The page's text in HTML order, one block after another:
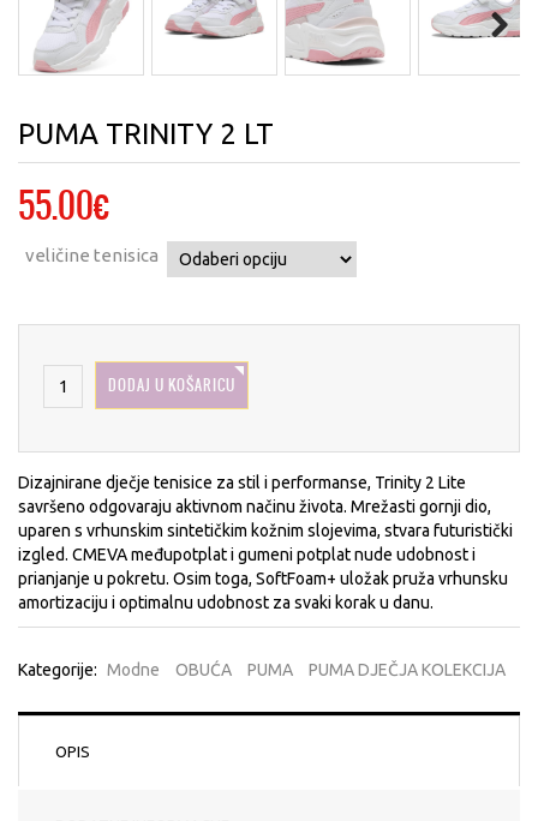
PUMA TRINITY 2 LT
55.00€
veličine tenisica
DODAJ U KOŠARICU
Dizajnirane dječje tenisice za stil i performanse, Trinity 2 Lite
savršeno odgovaraju aktivnom načinu života. Mrežasti gornji dio,
uparen s vrhunskim sintetičkim kožnim slojevima, stvara futuristički
izgled. CMEVA međupotplat i gumeni potplat nude udobnost i
prianjanje u pokretu. Osim toga, SoftFoam+ uložak pruža vrhunsku
amortizaciju i optimalnu udobnost za svaki korak u danu.
Kategorije: Modne OBUĆA PUMA PUMA DJEČJA KOLEKCIJA
OPIS